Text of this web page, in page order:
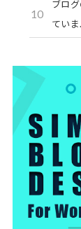
10
ブロ
てい